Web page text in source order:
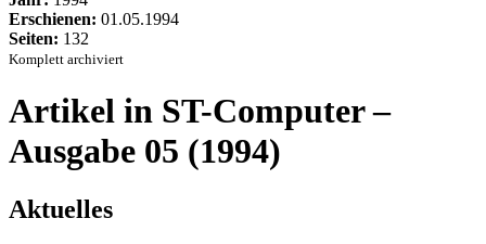
Erschienen: 01.05.1994
Seiten: 132
Komplett archiviert
Artikel in ST-Computer –
Ausgabe 05 (1994)
Aktuelles